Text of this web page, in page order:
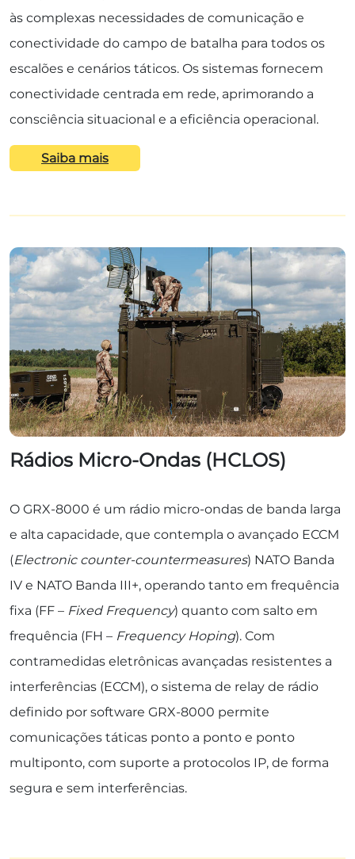
às complexas necessidades de comunicação e
conectividade do campo de batalha para todos os
escalões e cenários táticos. Os sistemas fornecem
conectividade centrada em rede, aprimorando a
consciência situacional e a eficiência operacional.
Saiba mais
Rádios Micro-Ondas (HCLOS)
O GRX-8000 é um rádio micro-ondas de banda larga
e alta capacidade, que contempla o avançado ECCM
(Electronic counter-countermeasures) NATO Banda
IV e NATO Banda III+, operando tanto em frequência
fixa (FF – Fixed Frequency) quanto com salto em
frequência (FH – Frequency Hoping). Com
contramedidas eletrônicas avançadas resistentes a
interferências (ECCM), o sistema de relay de rádio
definido por software GRX-8000 permite
comunicações táticas ponto a ponto e ponto
multiponto, com suporte a protocolos IP, de forma
segura e sem interferências.